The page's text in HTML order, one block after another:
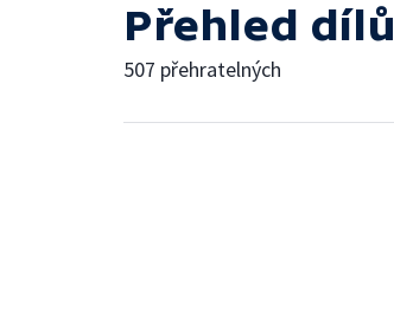
Přehled dílů
507 přehratelných